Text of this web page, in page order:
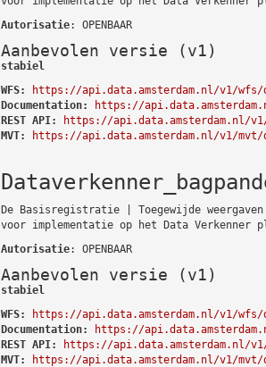
Autorisatie: OPENBAAR
Aanbevolen versie (v1)
stabiel
WFS:
https://api.data.amsterdam.nl/v1/wfs/
Documentation:
https://
REST API:
https://api.data.amsterdam.nl/
MVT:
https://api.data.amsterdam.nl/v1/mvt/
De Basisregistratie | Toegewijde
voor implementatie op het Data Verkenner
Autorisatie: OPENBAAR
Aanbevolen versie (v1)
stabiel
WFS:
https://api.data.amsterdam.nl/v1/wfs/
Documentation:
https://
REST API:
https://api.data.amsterdam.nl/v1/
MVT:
https://api.data.amsterdam.nl/v1/mvt/